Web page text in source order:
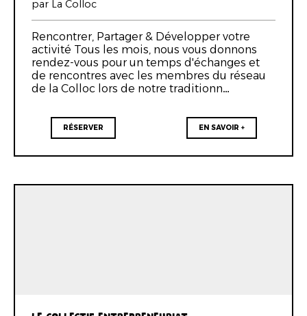
par La Colloc
Rencontrer, Partager & Développer votre
activité Tous les mois, nous vous donnons
rendez-vous pour un temps d'échanges et
de rencontres avec les membres du réseau
de la Colloc lors de notre traditionn…
RÉSERVER EN SAVOIR +